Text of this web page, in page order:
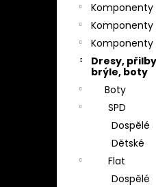
Komponenty
Komponenty
Komponenty
Dresy,
brýle, boty
Boty
SPD
Dospělé
Dětské
Flat
Dospělé